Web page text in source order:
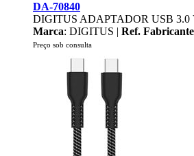
DA-70840
DIGITUS ADAPTADOR USB 3.0
Marca: DIGITUS | Ref. Fabricante
Preço sob consulta